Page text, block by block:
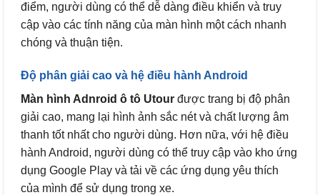
điểm, người dùng có thể dễ dàng điều khiển và truy
cập vào các tính năng của màn hình một cách nhanh
chóng và thuận tiện.
Độ phân giải cao và hệ điều hành Android
Màn hình Adnroid ô tô Utour được trang bị độ phân
giải cao, mang lại hình ảnh sắc nét và chất lượng âm
thanh tốt nhất cho người dùng. Hơn nữa, với hệ điều
hành Android, người dùng có thể truy cập vào kho ứng
dụng Google Play và tải về các ứng dụng yêu thích
của mình để sử dụng trong xe.